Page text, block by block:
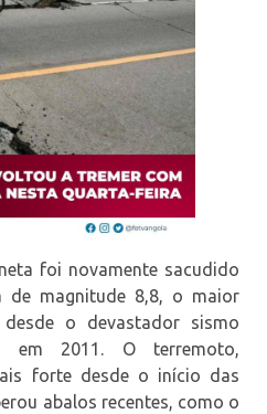
foi novamente sacudido
magnitude 8,8, o maior
o devastador sismo
2011. O terremoto,
forte desde o início das
abalos recentes, como o